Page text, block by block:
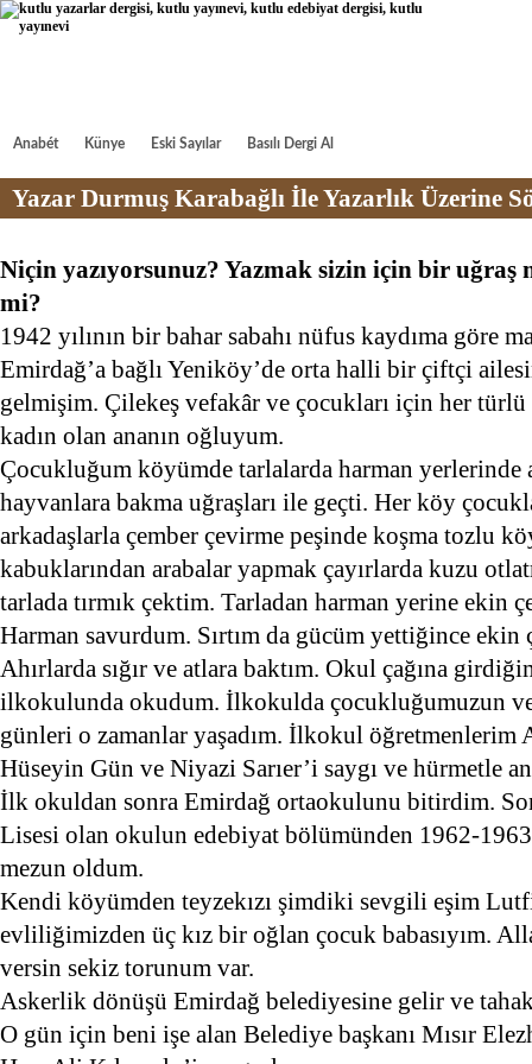
Anabét Künye Eski Sayılar Basılı Dergi Al
Yazar Durmuş Karabağlı İle Yazarlık Üzerine
Niçin yazıyorsunuz? Yazmak sizin için bir uğraş
mi?
1942 yılının bir bahar sabahı nüfus kaydıma göre
Emirdağ’a bağlı Yeniköy’de orta halli bir çiftçi
gelmişim. Çilekeş vefakâr ve çocukları için her
kadın olan ananın oğluyum.
Çocukluğum köyümde tarlalarda harman yerlerinde
hayvanlara bakma uğraşları ile geçti. Her köy
arkadaşlarla çember çevirme peşinde koşma tozlu
kabuklarından arabalar yapmak çayırlarda kuzu
tarlada tırmık çektim. Tarladan harman yerine ekin
Harman savurdum. Sırtım da gücüm yettiğince ekin
Ahırlarda sığır ve atlara baktım. Okul çağına
ilkokulunda okudum. İlkokulda çocukluğumuzun
günleri o zamanlar yaşadım. İlkokul
Hüseyin Gün ve Niyazi Sarıer’i saygı ve hürmetle
İlk okuldan sonra Emirdağ ortaokulunu bitirdim.
Lisesi olan okulun edebiyat bölümünden 1962-1963
mezun oldum.
Kendi köyümden teyzekızı şimdiki sevgili eşim
evliliğimizden üç kız bir oğlan çocuk babasıyım.
versin sekiz torunum var.
Askerlik dönüşü Emirdağ belediyesine gelir ve
O gün için beni işe alan Belediye başkanı Mısır